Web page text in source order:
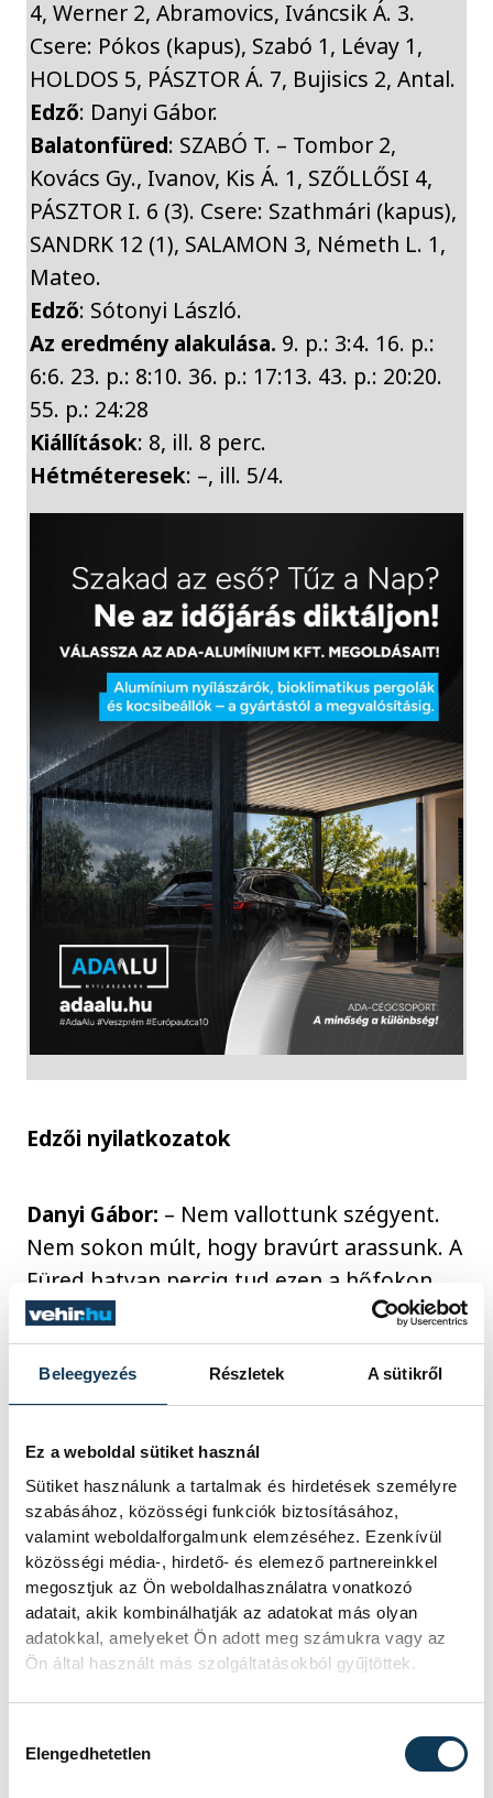
Beleegyezés Részletek A sütikről
Ez a weboldal sütiket használ
Sütiket használunk a tartalmak és hirdetések személyre
szabásához, közösségi funkciók biztosításához,
valamint weboldalforgalmunk elemzéséhez. Ezenkívül
közösségi média-, hirdető- és elemező partnereinkkel
megosztjuk az Ön weboldalhasználatra vonatkozó
adatait, akik kombinálhatják az adatokat más olyan
adatokkal, amelyeket Ön adott meg számukra vagy az
Ön által használt más szolgáltatásokból gyűjtöttek.
Elengedhetetlen
4, Werner 2, Abramovics, Iváncsik Á. 3.
Csere: Pókos (kapus), Szabó 1, Lévay 1,
HOLDOS 5, PÁSZTOR Á. 7, Bujisics 2, Antal.
Edző: Danyi Gábor.
Balatonfüred: SZABÓ T. – Tombor 2,
Kovács Gy., Ivanov, Kis Á. 1, SZŐLLŐSI 4,
PÁSZTOR I. 6 (3). Csere: Szathmári (kapus),
SANDRK 12 (1), SALAMON 3, Németh L. 1,
Mateo.
Edző: Sótonyi László.
Az eredmény alakulása. 9. p.: 3:4. 16. p.:
6:6. 23. p.: 8:10. 36. p.: 17:13. 43. p.: 20:20.
55. p.: 24:28
Kiállítások: 8, ill. 8 perc.
Hétméteresek: –, ill. 5/4.
Edzői nyilatkozatok
Danyi Gábor: – Nem vallottunk szégyent.
Nem sokon múlt, hogy bravúrt arassunk. A
Füred hatvan percig tud ezen a hőfokon
játszani, mi pedig csak ötvenig. Fiatal
csapatom ilyen játékkal a jövőben még
sokra viheti.
Sótonyi László:– Rendkívül nehéz
mérkőzésen vagyunk túl, hiszen vert
helyzetből sikerült megszereznünk a két
pontot. Csapatom ismét bebizonyította,
hogy óriási tartása van. Kissé fáradtnak
érzem a társaságot. Jól jön az egyhetes
pihenő.
sport